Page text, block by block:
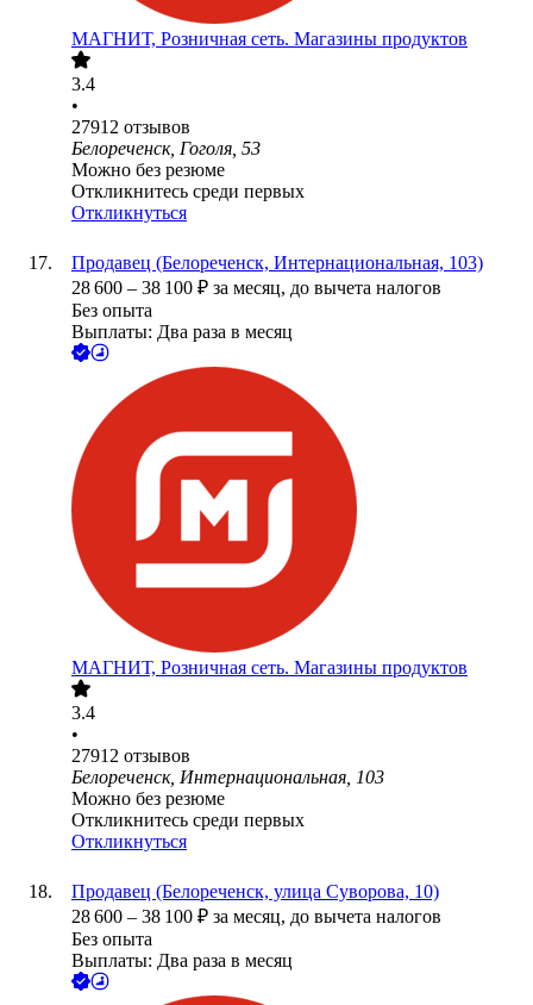
МАГНИТ, Розничная сеть. Магазины продуктов
3.4
•
27912 отзывов
Белореченск, Гоголя, 53
Можно без резюме
Откликнитесь среди первых
Откликнуться
Продавец (Белореченск, Интернациональная, 103)
28 600 – 38 100 ₽ за месяц, до вычета налогов
Без опыта
Выплаты: Два раза в месяц
МАГНИТ, Розничная сеть. Магазины продуктов
3.4
•
27912 отзывов
Белореченск, Интернациональная, 103
Можно без резюме
Откликнитесь среди первых
Откликнуться
Продавец (Белореченск, улица Суворова, 10)
28 600 – 38 100 ₽ за месяц, до вычета налогов
Без опыта
Выплаты: Два раза в месяц